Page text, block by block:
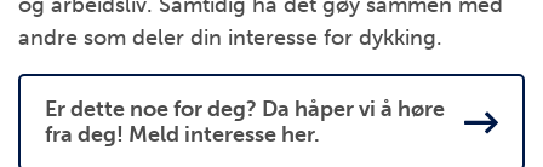
andre som deler din interesse for dykking.
Er dette noe for deg? Da håper vi å høre
fra deg! Meld interesse her.